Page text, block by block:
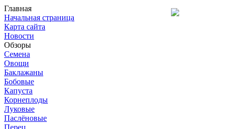
Главная
Начальная страница
Карта сайта
Новости
Обзоры
Семена
Овощи
Баклажаны
Бобовые
Капуста
Корнеплоды
Луковые
Паслёновые
Перец